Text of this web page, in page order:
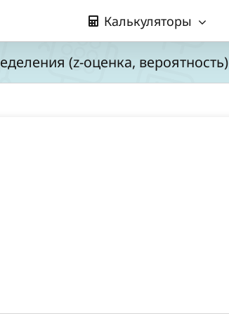
Калькуляторы
(z-оценка, вероятность)